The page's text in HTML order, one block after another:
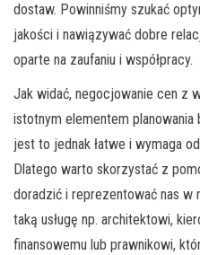
dostaw. Powinniśmy szukać
jakości i nawiązywać dobre
oparte na zaufaniu i współpracy.
Jak widać, negocjowanie cen z
istotnym elementem planowania
jest to jednak łatwe i wymaga
Dlatego warto skorzystać z
doradzić i reprezentować nas
taką usługę np. architektowi,
finansowemu lub prawnikowi,